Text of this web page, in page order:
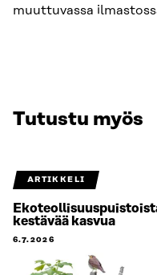
muuttuvassa
Tutustu myös
ARTIKKELI
kestävää kasvua
6.7.2026